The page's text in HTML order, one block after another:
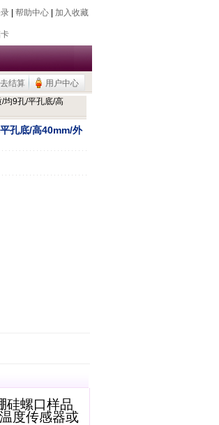
帮助中心 加入收藏
器
块目录
器
去结算 用户中心
均9孔/平孔底/高
孔底/高40mm/外
硅螺口样品
度传感器或